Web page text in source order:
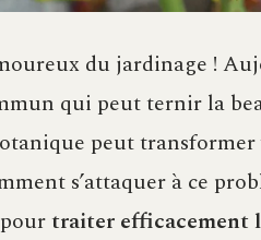
du jardinage !
qui peut ternir la
peut
s’attaquer à ce
traiter efficacement